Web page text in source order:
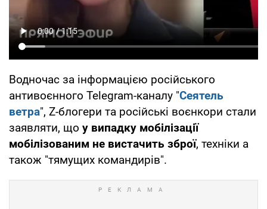
Водночас за інформацією російського
антивоєнного Telegram-каналу "Сеятель
ветра", Z-блогери та російські воєнкори стали
заявляти, що у випадку мобілізації
мобілізованим не вистачить зброї, техніки а
також "тямущих командирів".